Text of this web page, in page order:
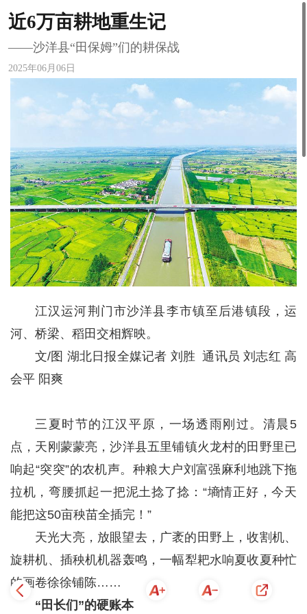
近6万亩耕地重生记
——沙洋县“田保姆”们的耕保战
2025年06月06日
江汉运河荆门市沙洋县李市镇至后港镇段，运
河、桥梁、稻田交相辉映。
文/图 湖北日报全媒记者 刘胜 通讯员 刘志红 高
会平 阳爽
三夏时节的江汉平原，一场透雨刚过。清晨5
点，天刚蒙蒙亮，沙洋县五里铺镇火龙村的田野里已
响起“突突”的农机声。种粮大户刘富强麻利地跳下拖
拉机，弯腰抓起一把泥土捻了捻：“墒情正好，今天
能把这50亩秧苗全插完！”
天光大亮，放眼望去，广袤的田野上，收割机、
旋耕机、插秧机机器轰鸣，一幅犁耙水响夏收夏种忙
的画卷徐徐铺陈……
“田长们”的硬账本